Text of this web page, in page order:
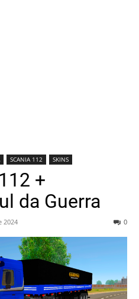
SCANIA 112 SKINS
+
da Guerra
2024 0